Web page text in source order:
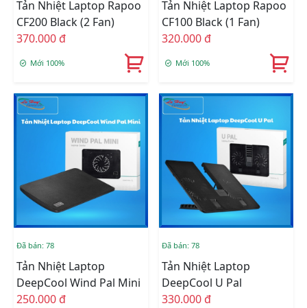
Tản Nhiệt Laptop Rapoo
CF200 Black (2 Fan)
370.000 đ
Mới 100%
Tản Nhiệt Laptop Rapoo
CF100 Black (1 Fan)
320.000 đ
Mới 100%
Đã bán: 78
Tản Nhiệt Laptop
DeepCool Wind Pal Mini
250.000 đ
Đã bán: 78
Tản Nhiệt Laptop
DeepCool U Pal
330.000 đ